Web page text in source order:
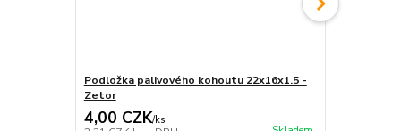
Podložka palivového kohoutu 22x16x1.5 -
Zetor
4,00 CZK/ks